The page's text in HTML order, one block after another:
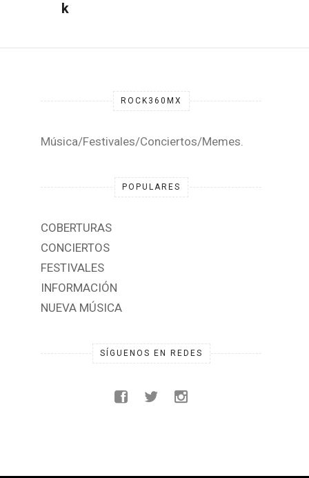
DESTACADA
ROCK360MX
Música/Festivales/Conciertos/Memes.
COBERTURAS
CONCIERTOS
FESTIVALES
NUEVA MÚSICA
SÍGUENOS EN REDES